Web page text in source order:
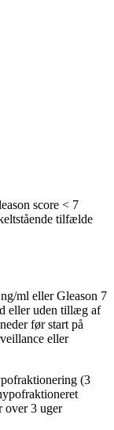
score < 7
tilfælde
ml eller Gleason 7
eller uden tillæg af
før start på
eller
(3
over 3 uger